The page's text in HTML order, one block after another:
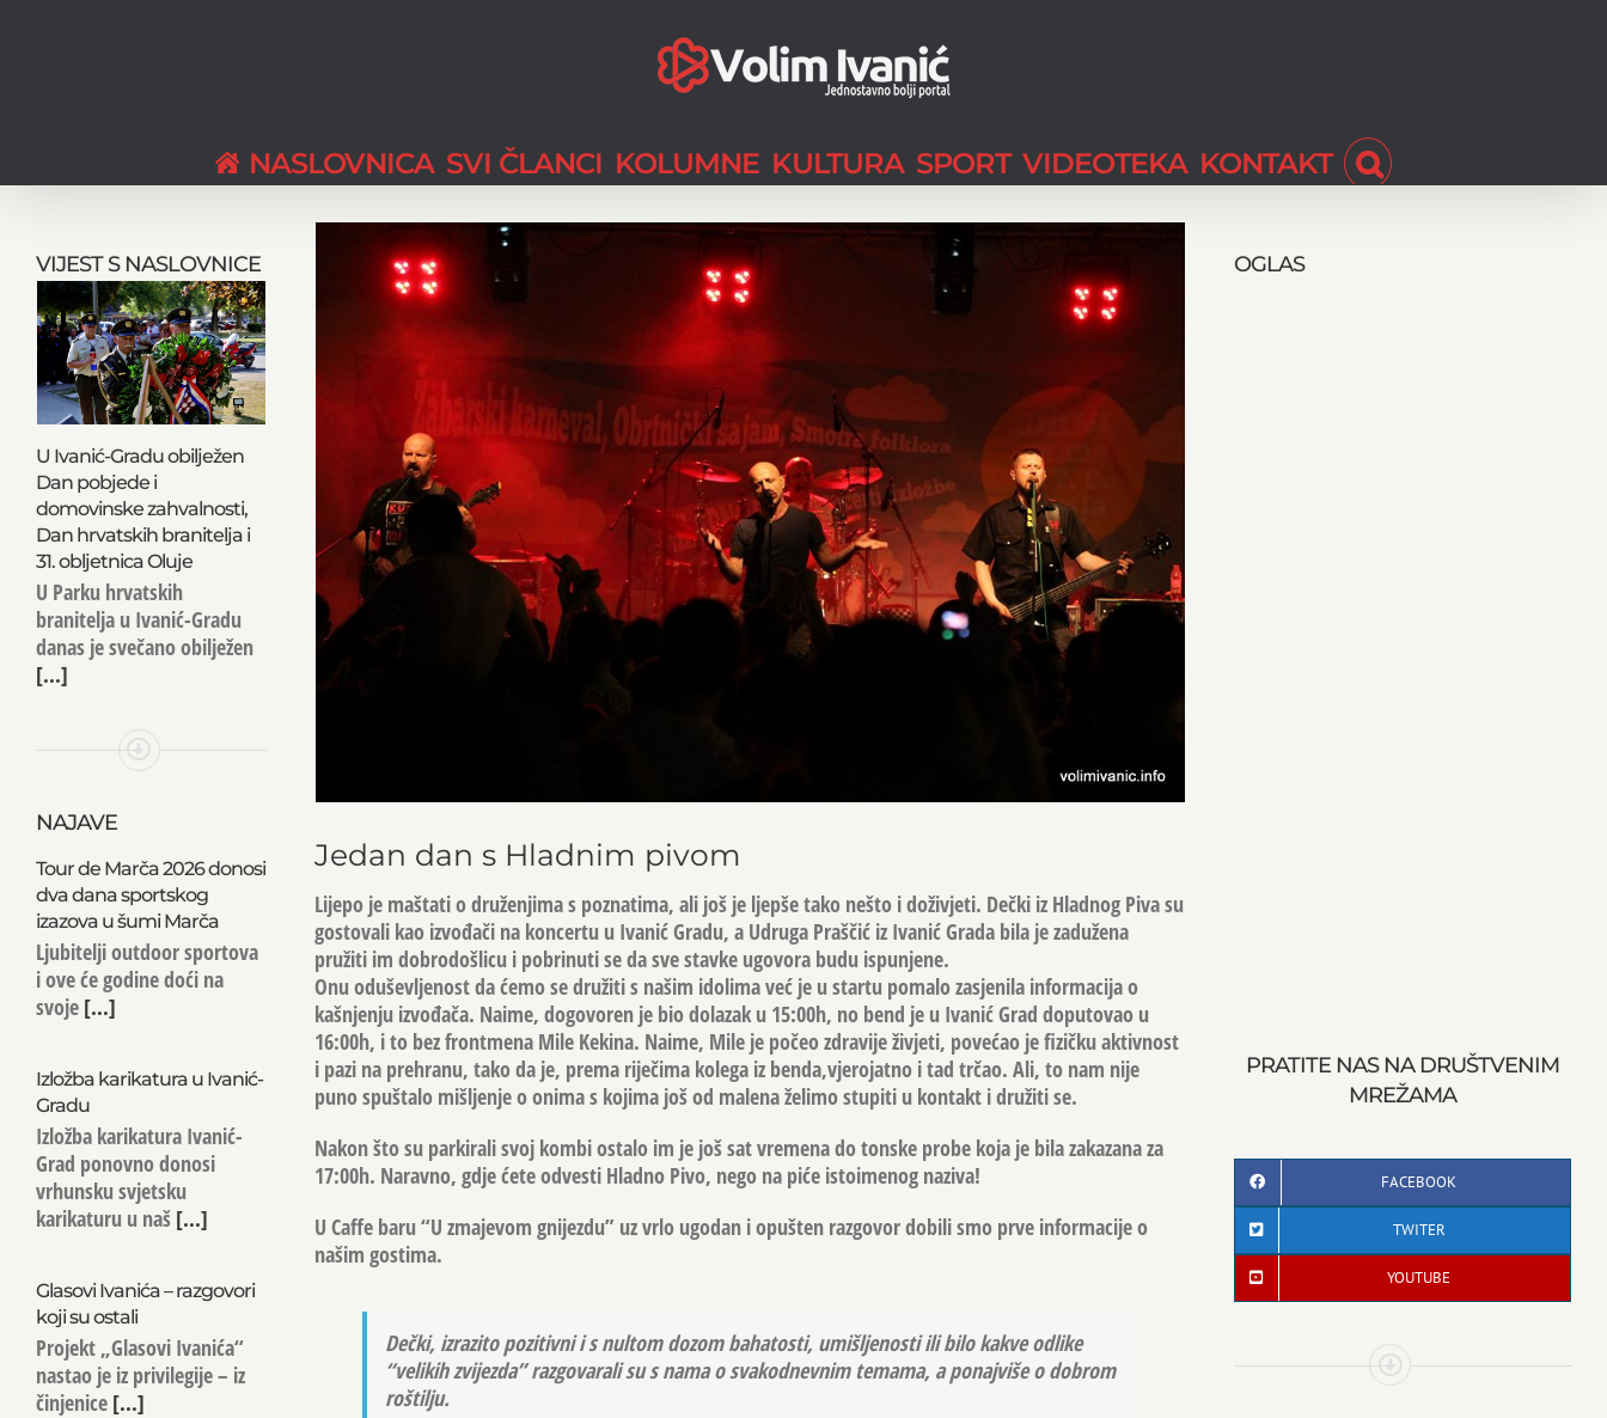
NASLOVNICA SVI ČLANCI KOLUMNE KULTURA SPORT VIDEOTEKA KONTAKT
Jedan dan s Hladnim pivom
Lijepo je maštati o druženjima s poznatima, ali još je ljepše tako nešto i doživjeti. Dečki iz Hladnog Piva su
gostovali kao izvođači na koncertu u Ivanić Gradu, a Udruga Praščić iz Ivanić Grada bila je zadužena
pružiti im dobrodošlicu i pobrinuti se da sve stavke ugovora budu ispunjene.
Onu oduševljenost da ćemo se družiti s našim idolima već je u startu pomalo zasjenila informacija o
kašnjenju izvođača. Naime, dogovoren je bio dolazak u 15:00h, no bend je u Ivanić Grad doputovao u
16:00h, i to bez frontmena Mile Kekina. Naime, Mile je počeo zdravije živjeti, povećao je fizičku aktivnost
i pazi na prehranu, tako da je, prema riječima kolega iz benda,vjerojatno i tad trčao. Ali, to nam nije
puno spuštalo mišljenje o onima s kojima još od malena želimo stupiti u kontakt i družiti se.
Nakon što su parkirali svoj kombi ostalo im je još sat vremena do tonske probe koja je bila zakazana za
17:00h. Naravno, gdje ćete odvesti Hladno Pivo, nego na piće istoimenog naziva!
U Caffe baru “U zmajevom gnijezdu” uz vrlo ugodan i opušten razgovor dobili smo prve informacije o
našim gostima.
Dečki, izrazito pozitivni i s nultom dozom bahatosti, umišljenosti ili bilo kakve odlike
“velikih zvijezda” razgovarali su s nama o svakodnevnim temama, a ponajviše o dobrom
roštilju.
VIJEST S NASLOVNICE
U Ivanić-Gradu obilježen
Dan pobjede i
domovinske zahvalnosti,
Dan hrvatskih branitelja i
31. obljetnica Oluje
U Parku hrvatskih
branitelja u Ivanić-Gradu
danas je svečano obilježen
[...]
NAJAVE
Tour de Marča 2026 donosi
dva dana sportskog
izazova u šumi Marča
Ljubitelji outdoor sportova
i ove će godine doći na
svoje[...]
Izložba karikatura u Ivanić-
Gradu
Izložba karikatura Ivanić-
Grad ponovno donosi
vrhunsku svjetsku
karikaturu u naš[...]
Glasovi Ivanića – razgovori
koji su ostali
Projekt „Glasovi Ivanića“
nastao je iz privilegije – iz
činjenice[...]
OGLAS
PRATITE NAS NA DRUŠTVENIM
MREŽAMA
FACEBOOK
TWITER
YOUTUBE